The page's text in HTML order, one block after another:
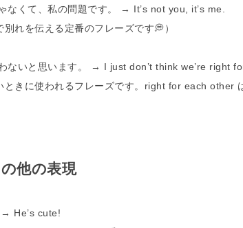
なくて、私の問題です。 → It’s not you, it’s me.
別れを伝える定番のフレーズです💭）
ないと思います。 → I just don’t think we’re right
ときに使われるフレーズです。right for each other
他の表現
→ He’s cute!